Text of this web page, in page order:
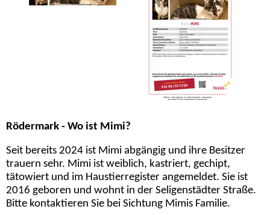
Rödermark - Wo ist Mimi?
Seit bereits 2024 ist Mimi abgängig und ihre Besitzer
trauern sehr. Mimi ist weiblich, kastriert, gechipt,
tätowiert und im Haustierregister angemeldet. Sie ist
2016 geboren und wohnt in der Seligenstädter Straße.
Bitte kontaktieren Sie bei Sichtung Mimis Familie.